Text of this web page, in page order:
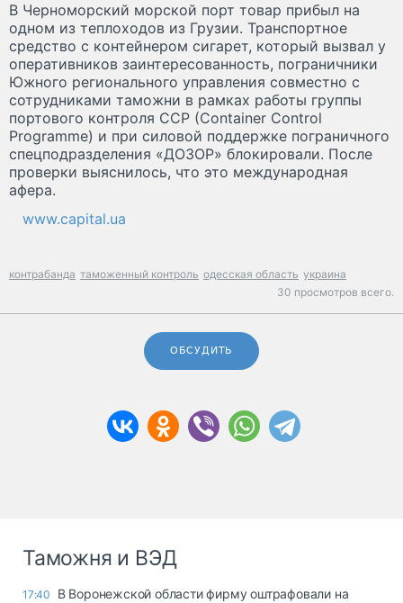
В Черноморский морской порт товар прибыл на
одном из теплоходов из Грузии. Транспортное
средство с контейнером сигарет, который вызвал у
оперативников заинтересованность, пограничники
Южного регионального управления совместно с
сотрудниками таможни в рамках работы группы
портового контроля CCP (Container Control
Programme) и при силовой поддержке пограничного
спецподразделения «ДОЗОР» блокировали. После
проверки выяснилось, что это международная
афера.
www.capital.ua
контрабанда таможенный контроль одесская область украина
30 просмотров всего.
ОБСУДИТЬ
Таможня и ВЭД
17:40
В Воронежской области фирму оштрафовали на